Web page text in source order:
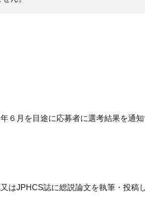
６月を目途に応募者に選考結果を通知
はJPHCS誌に総説論文を執筆・投稿